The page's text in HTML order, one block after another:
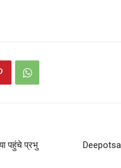
पहुंचे प्रभु